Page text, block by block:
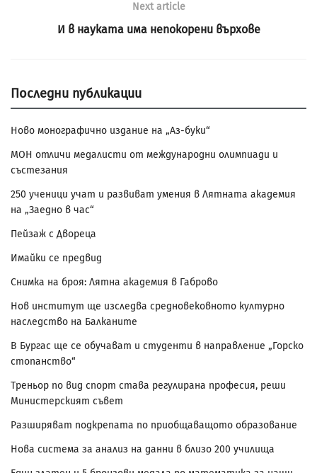
Next article
И в науката има непокорени върхове
Последни публикации
Ново монографично издание на „Аз-буки“
МОН отличи медалисти от международни олимпиади и
състезания
250 ученици учат и развиват умения в Лятната академия
на „Заедно в час“
Пейзаж с Двореца
Имайки се предвид
Снимка на броя: Лятна академия в Габрово
Нов институт ще изследва средновековното културно
наследство на Балканите
В Бургас ще се обучават и студенти в направление „Горско
стопанство“
Треньор по вид спорт става регулирана професия, реши
Министерският съвет
Разширяват подкрепата по приобщаващото образование
Нова система за анализ на данни в близо 200 училища